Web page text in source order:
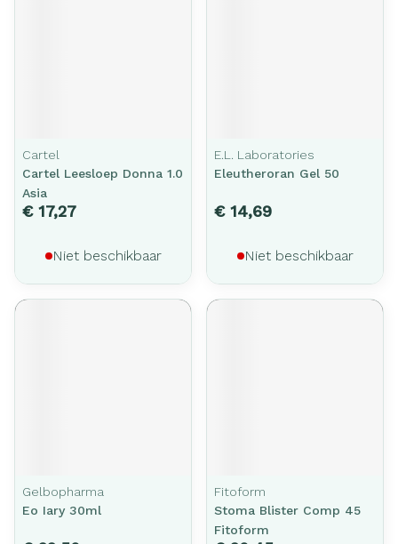
Cartel
Cartel Leesloep Donna 1.0
Asia
€ 17,27
Niet beschikbaar
E.L. Laboratories
Eleutheroran Gel 50
€ 14,69
Niet beschikbaar
Gelbopharma
Eo Iary 30ml
Fitoform
Stoma Blister Comp 45
Fitoform